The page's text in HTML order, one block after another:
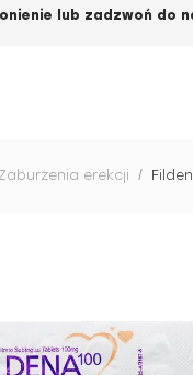
lub zadzwoń do
Zaburzenia erekcji /